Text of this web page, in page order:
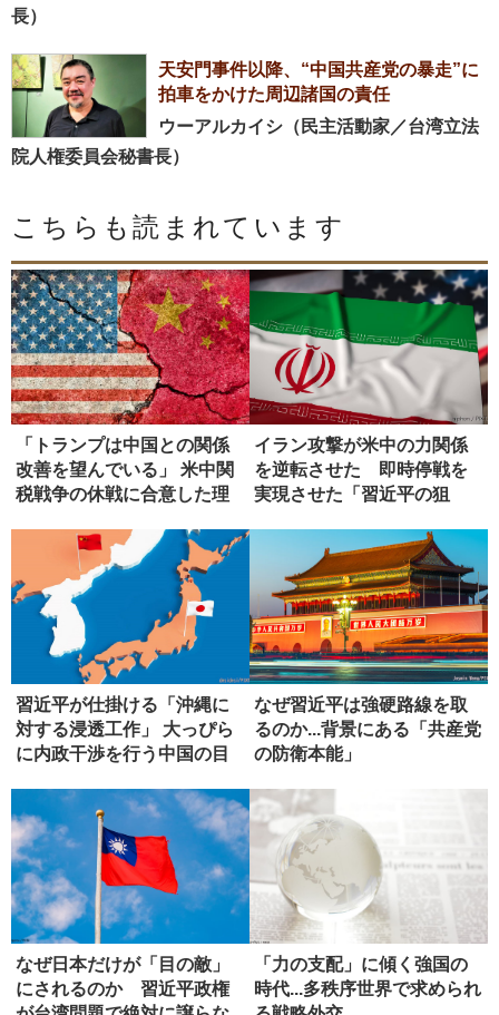
長）
天安門事件以降、“中国共産党の暴走”に
拍車をかけた周辺諸国の責任
ウーアルカイシ（民主活動家／台湾立法
院人権委員会秘書長）
こちらも読まれています
「トランプは中国との関係
改善を望んでいる」 米中関
税戦争の休戦に合意した理
イラン攻撃が米中の力関係
を逆転させた 即時停戦を
実現させた「習近平の狙
習近平が仕掛ける「沖縄に
対する浸透工作」 大っぴら
に内政干渉を行う中国の目
なぜ習近平は強硬路線を取
るのか...背景にある「共産党
の防衛本能」
なぜ日本だけが「目の敵」
にされるのか 習近平政権
「力の支配」に傾く強国の
時代...多秩序世界で求められ